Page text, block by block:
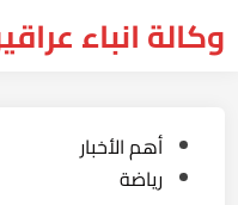
toوكالة انباء
Posted
in
أهم الأخبار
رياضة